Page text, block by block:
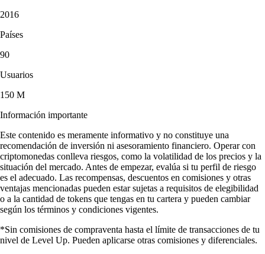
2016
Países
90
Usuarios
150 M
Información importante
Este contenido es meramente informativo y no constituye una
recomendación de inversión ni asesoramiento financiero. Operar con
criptomonedas conlleva riesgos, como la volatilidad de los precios y la
situación del mercado. Antes de empezar, evalúa si tu perfil de riesgo
es el adecuado. Las recompensas, descuentos en comisiones y otras
ventajas mencionadas pueden estar sujetas a requisitos de elegibilidad
o a la cantidad de tokens que tengas en tu cartera y pueden cambiar
según los términos y condiciones vigentes.
*Sin comisiones de compraventa hasta el límite de transacciones de tu
nivel de Level Up. Pueden aplicarse otras comisiones y diferenciales.